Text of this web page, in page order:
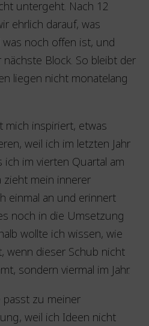
untergeht. Nach 12
ehrlich darauf, was
noch offen ist, und
Block. So bleibt der
liegen nicht monatelang
mich inspiriert, etwas
weil ich im letzten Jahr
ich im vierten Quartal am
zieht mein innerer
einmal an und erinnert
noch in die Umsetzung
wollte ich wissen, wie
wenn dieser Schub nicht
sondern viermal im Jahr.
zu meiner
weil ich Ideen nicht